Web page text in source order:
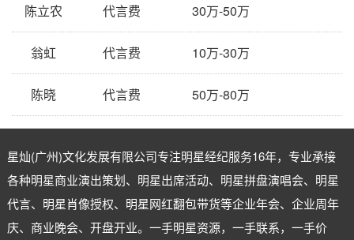
陈立农 代言费 30万-50万
翁虹 代言费 10万-30万
陈晓 代言费 50万-80万
星灿(广州)文化发展有限公司专注明星经纪服务16年，专业承接
各种明星商业演出策划、明星出席活动、明星拼盘演唱会、明星
代言、明星肖像授权、明星网红翻包带货等企业年会、企业周年
庆、商业晚会、开盘开业。一手明星资源，一手联系，一手价